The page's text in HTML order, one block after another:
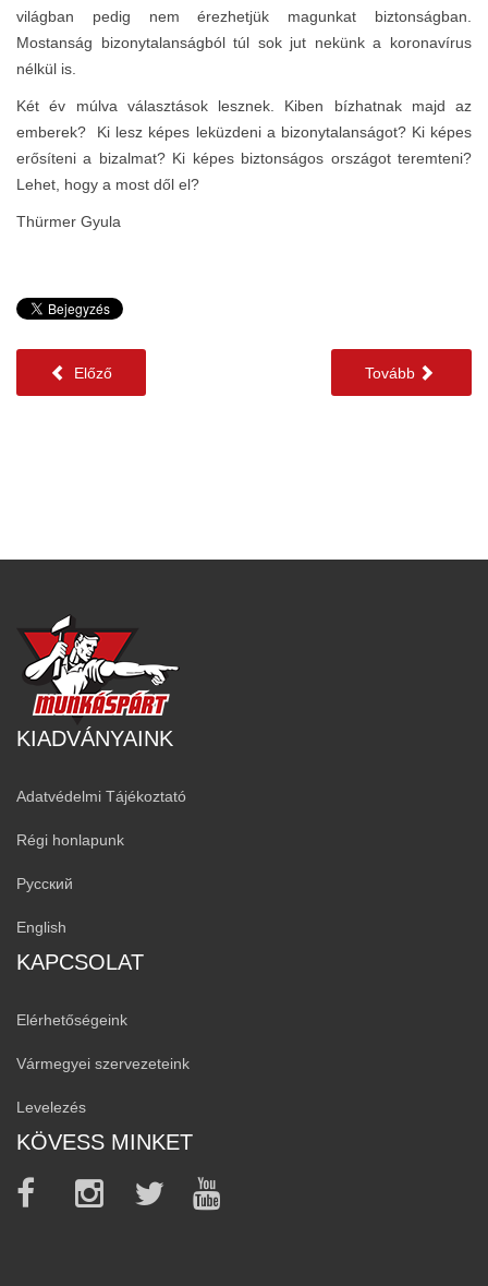
világban pedig nem érezhetjük magunkat biztonságban.
Mostanság bizonytalanságból túl sok jut nekünk a koronavírus
nélkül is.
Két év múlva választások lesznek. Kiben bízhatnak majd az
emberek? Ki lesz képes leküzdeni a bizonytalanságot? Ki képes
erősíteni a bizalmat? Ki képes biztonságos országot teremteni?
Lehet, hogy a most dől el?
Thürmer Gyula
Előző Tovább
KIADVÁNYAINK
Adatvédelmi Tájékoztató
Régi honlapunk
Русский
English
KAPCSOLAT
Elérhetőségeink
Vármegyei szervezeteink
Levelezés
KÖVESS MINKET